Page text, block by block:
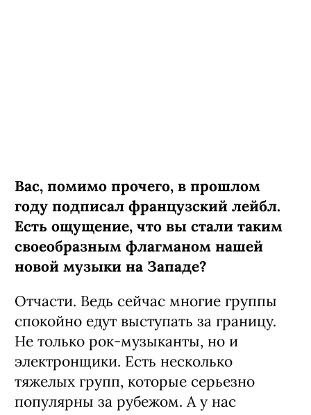
Вас, помимо прочего, в прошлом
году подписал французский лейбл.
Есть ощущение, что вы стали таким
своеобразным флагманом нашей
новой музыки на Западе?
Отчасти. Ведь сейчас многие группы
спокойно едут выступать за границу.
Не только рок-музыканты, но и
электронщики. Есть несколько
тяжелых групп, которые серьезно
популярны за рубежом. А у нас